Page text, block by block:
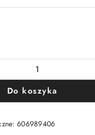
Do koszyka
606989406